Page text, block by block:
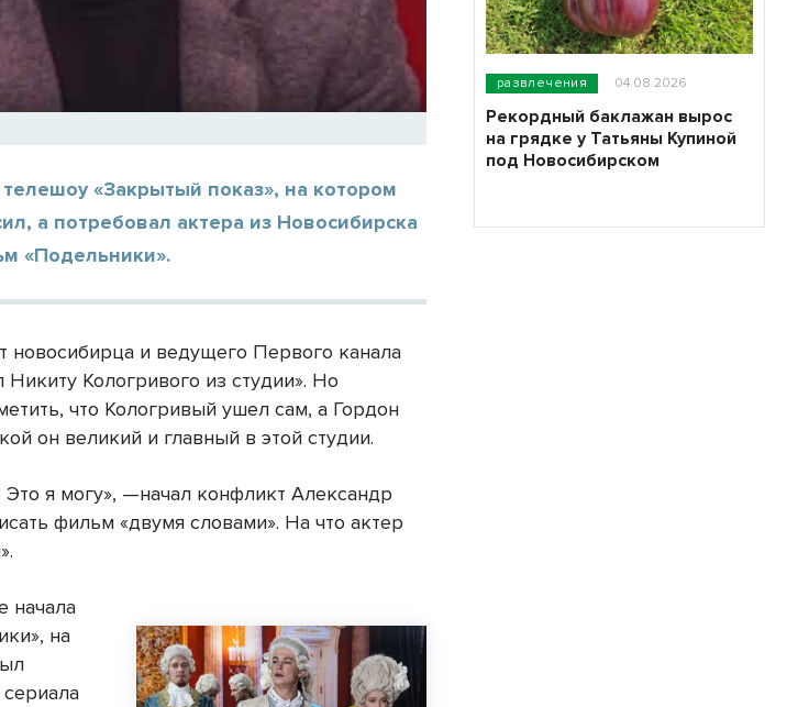
«Закрытый показ», на котором
а потребовал актера из Новосибирска
«Подельники».
и ведущего Первого канала
Кологривого из студии». Но
что Кологривый ушел сам, а Гордон
он великий и главный в этой студии.
Это я могу», —начал конфликт Александр
фильм «двумя словами». На что актер
начала
на
развлечения 04.08.2026
Рекордный баклажан вырос
на грядке у Татьяны Купиной
под Новосибирском